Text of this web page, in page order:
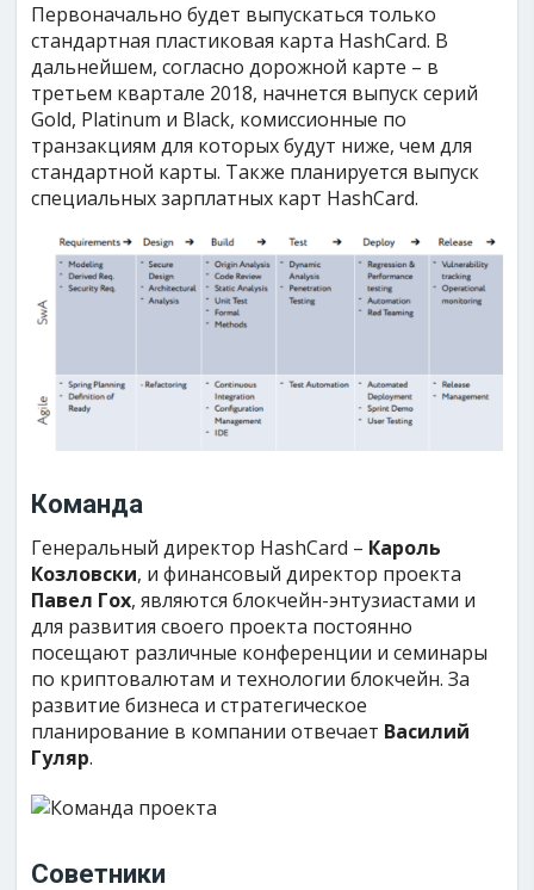
Первоначально будет выпускаться только
стандартная пластиковая карта HashCard. В
дальнейшем, согласно дорожной карте – в
третьем квартале 2018, начнется выпуск серий
Gold, Platinum и Black, комиссионные по
транзакциям для которых будут ниже, чем для
стандартной карты. Также планируется выпуск
специальных зарплатных карт HashCard.
Команда
Генеральный директор HashCard – Кароль
Козловски, и финансовый директор проекта
Павел Гох, являются блокчейн-энтузиастами и
для развития своего проекта постоянно
посещают различные конференции и семинары
по криптовалютам и технологии блокчейн. За
развитие бизнеса и стратегическое
планирование в компании отвечает Василий
Гуляр.
Советники